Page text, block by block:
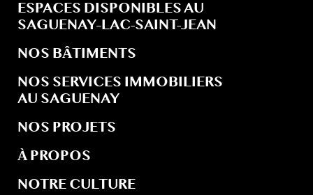
ESPACES DISPONIBLES AU
SAGUENAY–LAC-SAINT-JEAN
NOS BÂTIMENTS
NOS SERVICES IMMOBILIERS
AU SAGUENAY
NOS PROJETS
À PROPOS
NOTRE CULTURE